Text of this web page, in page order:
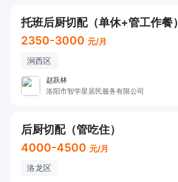
托班后厨切配（单休+管工作餐）
2350-3000 元/月
涧西区
赵跃林
洛阳市智学星居民服务有限公司
后厨切配（管吃住）
4000-4500 元/月
洛龙区